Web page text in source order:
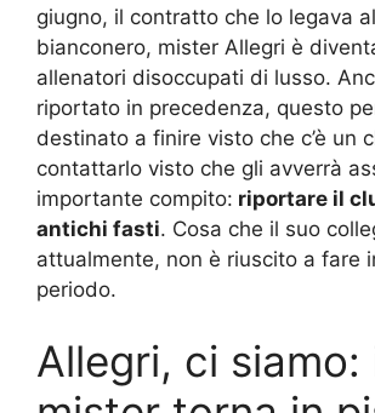
giugno, il contratto che lo legava
bianconero, mister Allegri è
allenatori disoccupati di lusso.
riportato in precedenza, questo
destinato a finire visto che c’è un
contattarlo visto che gli avverrà
importante compito: riportare il
antichi fasti. Cosa che il suo
attualmente, non è riuscito a fare
periodo.
Allegri, ci siamo: